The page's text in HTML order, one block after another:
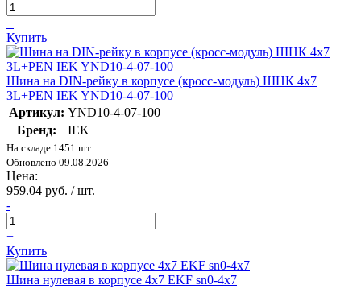
+
Купить
Шина на DIN-рейку в корпусе (кросс-модуль) ШНК 4х7
3L+PEN IEK YND10-4-07-100
Артикул: YND10-4-07-100
Бренд:
IEK
На складе 1451 шт.
Обновлено 09.08.2026
Цена:
959.04 руб. / шт.
-
+
Купить
Шина нулевая в корпусе 4х7 EKF sn0-4x7